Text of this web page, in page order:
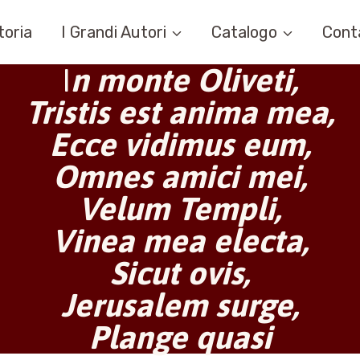
I Grandi Autori Catalogo
In monte Oliveti,
Tristis est anima mea,
Ecce vidimus eum,
Omnes amici mei,
Velum Templi,
Vinea mea electa,
Sicut ovis,
Jerusalem surge,
Plange quasi